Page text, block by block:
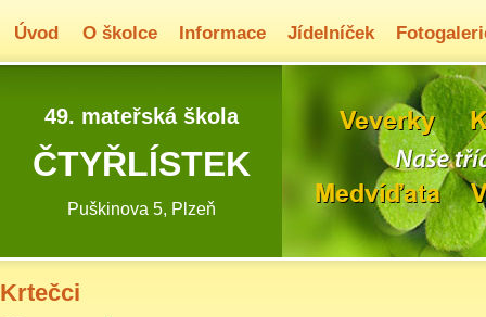
Úvod O školce Informace Jídelníček
49. mateřská škola
ČTYŘLÍSTEK
Puškinova 5, Plzeň
Krtečci